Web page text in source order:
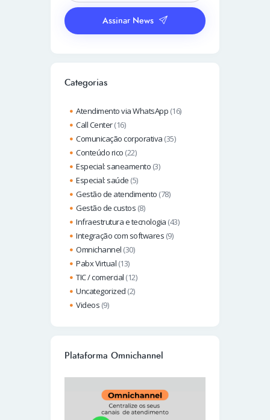
Assinar News
Categorias
Atendimento via WhatsApp (16)
Call Center(16)
Comunicação corporativa (35)
Conteúdo rico (22)
Especial: saneamento (3)
Especial: saúde (5)
Gestão de atendimento (78)
Gestão de custos (8)
Infraestrutura e tecnologia (43)
Integração com softwares (9)
Omnichannel (30)
Pabx Virtual (13)
TIC / comercial (12)
Uncategorized (2)
Videos (9)
Plataforma Omnichannel